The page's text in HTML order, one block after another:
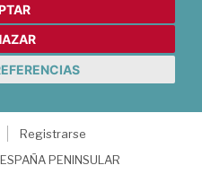
Registrarse
ESPAÑA PENINSULAR